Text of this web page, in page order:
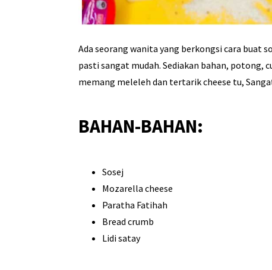
Ada seorang wanita yang berkongsi cara buat
pasti sangat mudah. Sediakan bahan, potong,
memang meleleh dan tertarik cheese tu,
BAHAN-BAHAN:
Sosej
Mozarella cheese
Paratha Fatihah
Bread crumb
Lidi satay